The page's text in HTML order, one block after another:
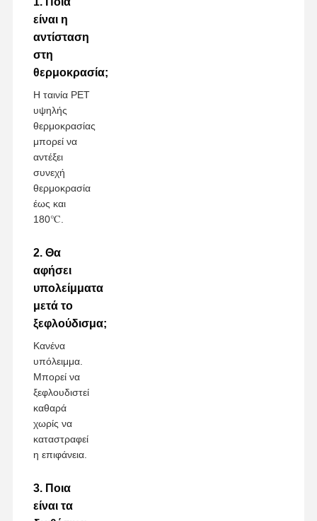
είναι η
αντίσταση
στη
θερμοκρασία;
Η ταινία PET
υψηλής
θερμοκρασίας
μπορεί να
αντέξει
συνεχή
θερμοκρασία
έως και
180℃.
2. Θα
αφήσει
υπολείμματα
μετά το
ξεφλούδισμα;
Κανένα
υπόλειμμα.
Μπορεί να
ξεφλουδιστεί
καθαρά
χωρίς να
καταστραφεί
η επιφάνεια.
3. Ποια
είναι τα